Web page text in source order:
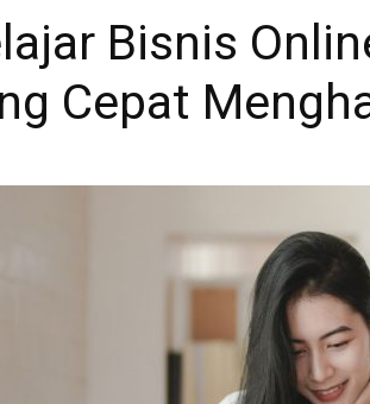
Bisnis
Cepat